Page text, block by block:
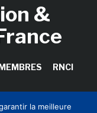
&
RNCI
la meilleure